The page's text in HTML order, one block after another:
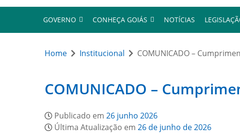
GOVERNO CONHEÇA GOIÁS NOTÍCIAS
Home Institucional COMUNICADO –
COMUNICADO –
Publicado em 26 junho 2026
Última Atualização em 26 de junho de 2026